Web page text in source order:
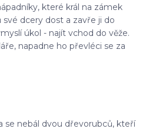
které král na zámek
dcery dost a zavře ji do
úkol - najít vchod do věže.
napadne ho převléci se za
se nebál dvou dřevorubců, kteří